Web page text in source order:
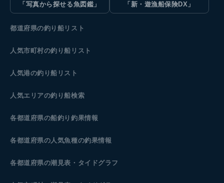
「写真から探せる魚図鑑」
「新・遊漁船保険DX」
都道府県の釣り船リスト
人気市町村の釣り船リスト
人気港の釣り船リスト
人気エリアの釣り船検索
各都道府県の船釣り釣果情報
各都道府県の人気魚種の釣果情報
各都道府県の潮見表 ・タイドグラフ